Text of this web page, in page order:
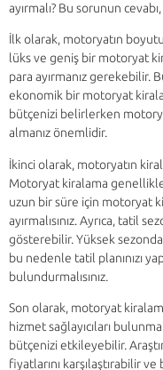
ayırmalı? Bu sorunun
İlk olarak, motoryatın
lüks ve geniş bir motoryat
para ayırmanız gerekebilir.
ekonomik bir motoryat
bütçenizi belirlerken
almanız önemlidir.
İkinci olarak, motoryatın
Motoryat kiralama genellikle
uzun bir süre için motoryat
ayırmalısınız. Ayrıca, tatil
gösterebilir. Yüksek
bu nedenle tatil planınızı
bulundurmalısınız.
Son olarak, motoryat
hizmet sağlayıcıları
bütçenizi etkileyebilir.
fiyatlarını karşılaştırabilir